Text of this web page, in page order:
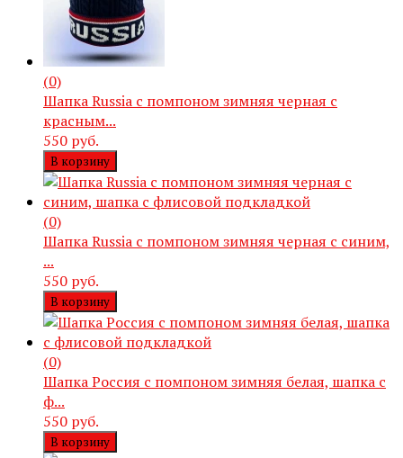
(0)
Шапка Russia с помпоном зимняя черная с
красным...
550 руб.
В корзину
(0)
Шапка Russia с помпоном зимняя черная с синим,
...
550 руб.
В корзину
(0)
Шапка Россия с помпоном зимняя белая, шапка с
ф...
550 руб.
В корзину